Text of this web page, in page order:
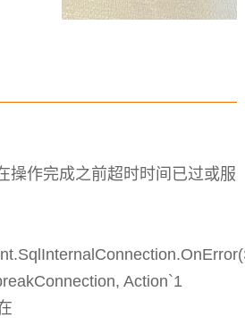
操作完成之前超时时间已过或服
Action`1